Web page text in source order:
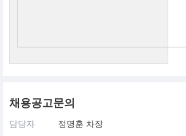
채용공고문의
담당자 정명훈 차장